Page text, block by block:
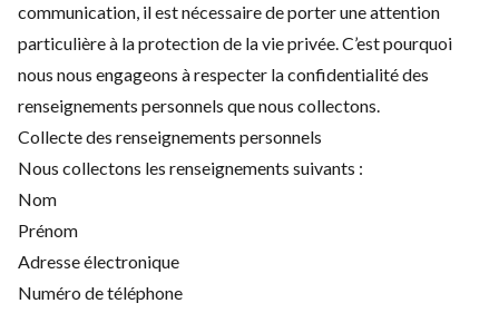
communication, il est nécessaire de porter une attention
particulière à la protection de la vie privée. C’est pourquoi
nous nous engageons à respecter la confidentialité des
renseignements personnels que nous collectons.
Collecte des renseignements personnels
Nous collectons les renseignements suivants :
Nom
Prénom
Adresse électronique
Numéro de téléphone